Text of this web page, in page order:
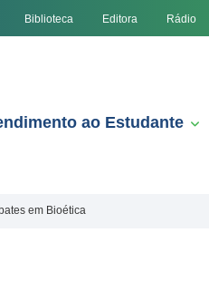
Biblioteca Editora Rádio
ao Estudante
em Bioética